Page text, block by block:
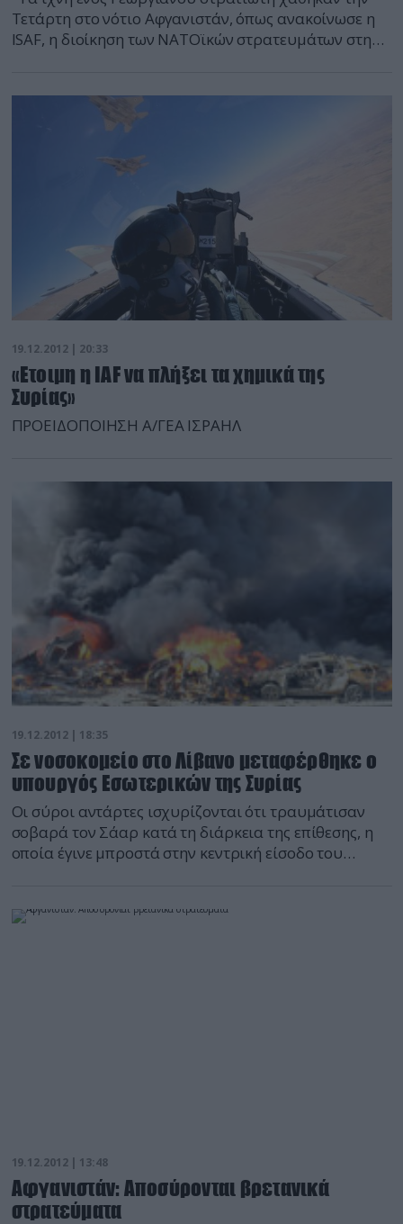
Τετάρτη στο νότιο Αφγανιστάν, όπως ανακοίνωσε η
ISAF, η διοίκηση των ΝΑΤΟϊκών στρατευμάτων στη
Αμερικανός λοχίας Μπόουι Μπέργκνταλ, χάθηκε στις
30 Ιουνίου 2009 στην επαρχία Πακτίκα και μέχρι
19.12.2012 | 20:33
«Ετοιμη η IAF να πλήξει τα χημικά της
Συρίας»
ΠΡΟΕΙΔΟΠΟΙΗΣΗ Α/ΓΕΑ ΙΣΡΑΗΛ
19.12.2012 | 18:35
Σε νοσοκομείο στο Λίβανο μεταφέρθηκε ο
υπουργός Εσωτερικών της Συρίας
Οι σύροι αντάρτες ισχυρίζονται ότι τραυμάτισαν
σοβαρά τον Σάαρ κατά τη διάρκεια της επίθεσης, η
οποία έγινε μπροστά στην κεντρική είσοδο του
υπουργός Εσωτερικών της Συρίας Μοχάμαντ
19.12.2012 | 13:48
Αφγανιστάν: Αποσύρονται βρετανικά
στρατεύματα